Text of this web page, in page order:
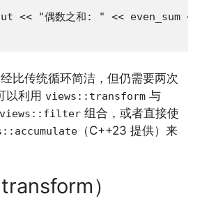
<< "偶数之和: " << even_sum <<
经比传统循环简洁，但仍需要两次
以利用 views::transform 与
组合，或者直接使
（C++23 提供）来
）